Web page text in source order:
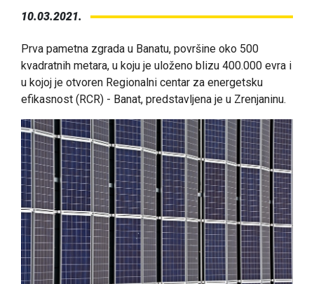
10.03.2021.
Prva pametna zgrada u Banatu, površine oko 500
kvadratnih metara, u koju je uloženo blizu 400.000 evra i
u kojoj je otvoren Regionalni centar za energetsku
efikasnost (RCR) - Banat, predstavljena je u Zrenjaninu.